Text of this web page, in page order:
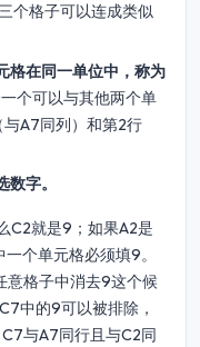
个格子可以连成类似
格在同一单位中，称为
个可以与其他两个单
A7同列）和第2行
字。
C2就是9；如果A2是
个单元格必须填9。
意格子中消去9这个候
中的9可以被排除，
与A7同行且与C2同